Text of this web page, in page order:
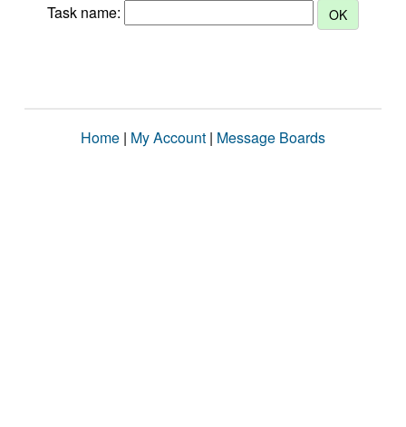
Task name:
Home | My Account | Message Boards